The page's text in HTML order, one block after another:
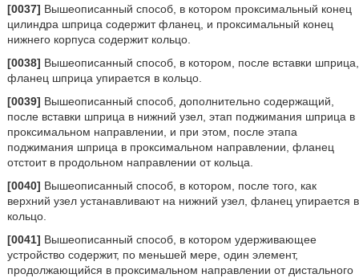
[0037] Вышеописанный способ, в котором проксимальный конец
цилиндра шприца содержит фланец, и проксимальный конец
нижнего корпуса содержит кольцо.
[0038] Вышеописанный способ, в котором, после вставки шприца,
фланец шприца упирается в кольцо.
[0039] Вышеописанный способ, дополнительно содержащий,
после вставки шприца в нижний узел, этап поджимания шприца в
проксимальном направлении, и при этом, после этапа
поджимания шприца в проксимальном направлении, фланец
отстоит в продольном направлении от кольца.
[0040] Вышеописанный способ, в котором, после того, как
верхний узел устанавливают на нижний узел, фланец упирается в
кольцо.
[0041] Вышеописанный способ, в котором удерживающее
устройство содержит, по меньшей мере, один элемент,
продолжающийся в проксимальном направлении от дистального